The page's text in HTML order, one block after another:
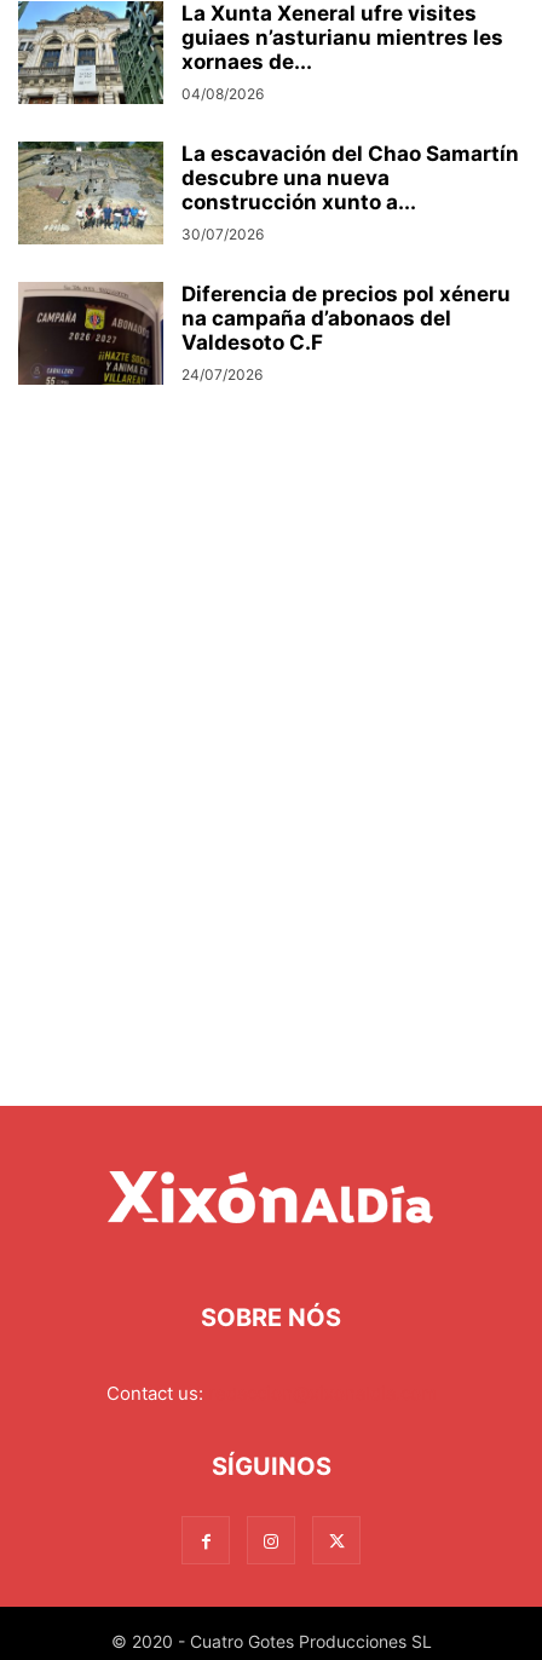
La Xunta Xeneral ufre visites
guiaes n’asturianu mientres les
xornaes de...
04/08/2026
La escavación del Chao Samartín
descubre una nueva
construcción xunto a...
30/07/2026
Diferencia de precios pol xéneru
na campaña d’abonaos del
Valdesoto C.F
24/07/2026
SOBRE NÓS
Contact us:
SÍGUINOS
© 2020 - Cuatro Gotes Producciones SL